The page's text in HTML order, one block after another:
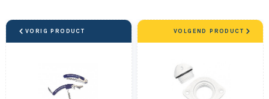
VORIG PRODUCT VOLGEND PRODUCT